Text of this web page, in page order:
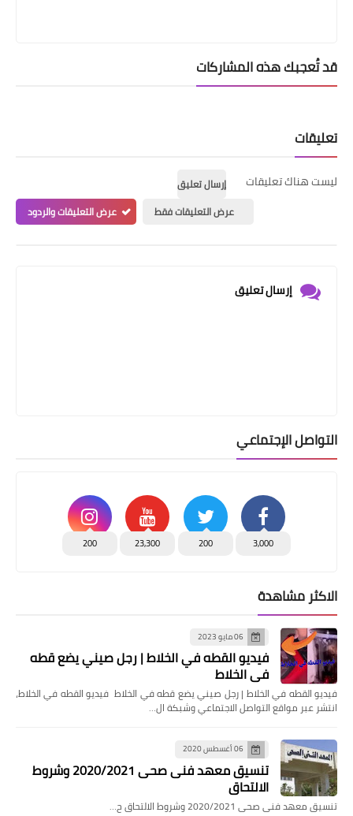
قد تُعجبك هذه المشاركات
تعليقات
ليست هناك تعليقات
إرسال تعليق
عرض التعليقات فقط
عرض التعليقات والردود
إرسال تعليق
التواصل الإجتماعي
3,000
200
23,300
200
الاكثر مشاهدة
06 مايو 2023
فيديو القطه في الخلاط | رجل صيني يضع قطه
في الخلاط
فيديو القطه في الخلاط | رجل صيني يضع قطه في الخلاط فيديو القطه في الخلاط،
انتشر عبر مواقع التواصل الاجتماعي وشبكة ال…
06 أغسطس 2020
تنسيق معهد فنى صحى 2020/2021 وشروط
الالتحاق
تنسيق معهد فنى صحى 2020/2021 وشروط الالتحاق ح…